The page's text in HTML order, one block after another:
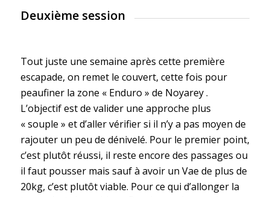
Deuxième session
Tout juste une semaine après cette première
escapade, on remet le couvert, cette fois pour
peaufiner la zone « Enduro » de Noyarey .
L’objectif est de valider une approche plus
« souple » et d’aller vérifier si il n’y a pas moyen de
rajouter un peu de dénivelé. Pour le premier point,
c’est plutôt réussi, il reste encore des passages ou
il faut pousser mais sauf à avoir un Vae de plus de
20kg, c’est plutôt viable. Pour ce qui d’allonger la